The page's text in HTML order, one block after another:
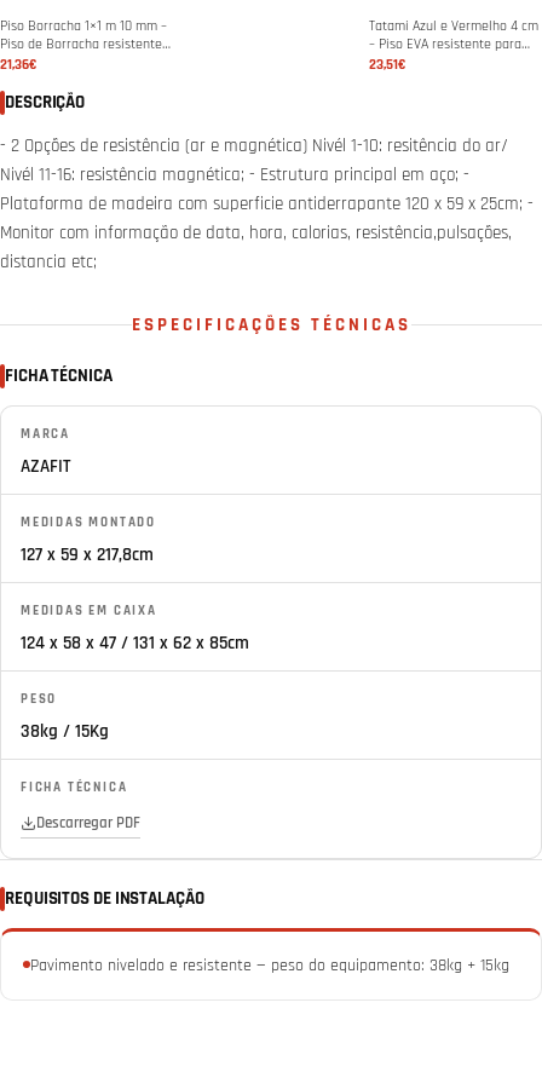
Piso Borracha 1×1 m 10 mm –
Piso de Borracha resistente
para ginásios & treino
21,36€
Tatami Azul e Vermelho 4 cm
– Piso EVA resistente para
Judo, MMA & Artes Marciais
23,51€
DESCRIÇÃO
- 2 Opções de resistência (ar e magnética) Nivél 1-10: resitência do ar/
Nivél 11-16: resistência magnética; - Estrutura principal em aço; -
Plataforma de madeira com superficie antiderrapante 120 x 59 x 25cm; -
Monitor com informação de data, hora, calorias, resistência,pulsações,
distancia etc;
ESPECIFICAÇÕES TÉCNICAS
FICHA TÉCNICA
MARCA
AZAFIT
MEDIDAS MONTADO
127 x 59 x 217,8cm
MEDIDAS EM CAIXA
124 x 58 x 47 / 131 x 62 x 85cm
PESO
38kg / 15Kg
FICHA TÉCNICA
Descarregar PDF
REQUISITOS DE INSTALAÇÃO
Pavimento nivelado e resistente — peso do equipamento: 38kg + 15kg